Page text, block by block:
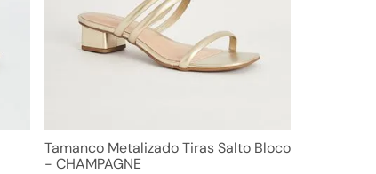
Tamanco Metalizado Tiras Salto Bloco
- CHAMPAGNE